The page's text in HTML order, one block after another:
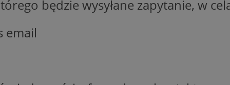
będzie wysyłane zapytanie, w
email